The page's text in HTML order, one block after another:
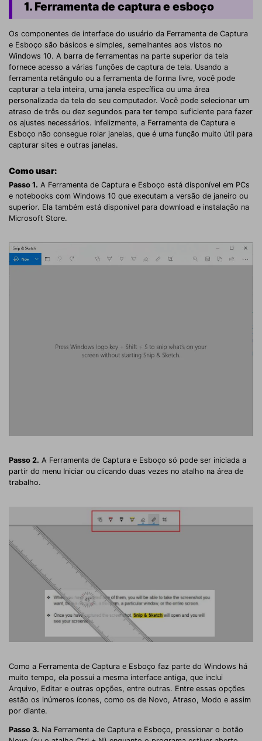
1. Ferramenta de captura e esboço
Os componentes de interface do usuário da Ferramenta de Captura
e Esboço são básicos e simples, semelhantes aos vistos no
Windows 10. A barra de ferramentas na parte superior da tela
fornece acesso a várias funções de captura de tela. Usando a
ferramenta retângulo ou a ferramenta de forma livre, você pode
capturar a tela inteira, uma janela específica ou uma área
personalizada da tela do seu computador. Você pode selecionar um
atraso de três ou dez segundos para ter tempo suficiente para fazer
os ajustes necessários. Infelizmente, a Ferramenta de Captura e
Esboço não consegue rolar janelas, que é uma função muito útil para
capturar sites e outras janelas.
Como usar:
Passo 1. A Ferramenta de Captura e Esboço está disponível em PCs
e notebooks com Windows 10 que executam a versão de janeiro ou
superior. Ela também está disponível para download e instalação na
Microsoft Store.
Passo 2. A Ferramenta de Captura e Esboço só pode ser iniciada a
partir do menu Iniciar ou clicando duas vezes no atalho na área de
trabalho.
Como a Ferramenta de Captura e Esboço faz parte do Windows há
muito tempo, ela possui a mesma interface antiga, que inclui
Arquivo, Editar e outras opções, entre outras. Entre essas opções
estão os inúmeros ícones, como os de Novo, Atraso, Modo e assim
por diante.
Passo 3. Na Ferramenta de Captura e Esboço, pressionar o botão